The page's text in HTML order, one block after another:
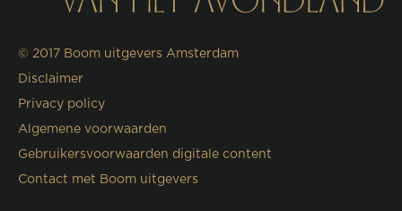
© 2017 Boom uitgevers Amsterdam
Disclaimer
Privacy policy
Algemene voorwaarden
Gebruikersvoorwaarden digitale content
Contact met Boom uitgevers